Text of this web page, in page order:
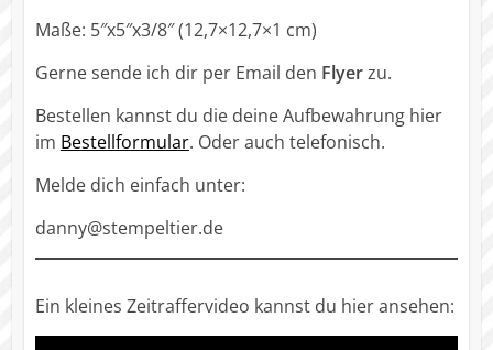
Maße: 5″x5″x3/8″ (12,7×12,7×1 cm)
Gerne sende ich dir per Email den Flyerzu.
Bestellen kannst du die deine Aufbewahrung hier
im Bestellformular. Oder auch telefonisch.
Melde dich einfach unter:
danny@stempeltier.de
Ein kleines Zeitraffervideo kannst du hier ansehen: